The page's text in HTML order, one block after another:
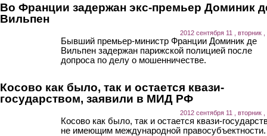
Во Франции задержан экс-премьер Доминик
Вильпен
2012 сентября 11 , вторник ,
Бывший премьер-министр Франции Доминик де
Вильпен задержан парижской полицией после
допроса по делу о мошенничестве.
Косово как было, так и остается квази-
государством, заявили в МИД РФ
2012 сентября 11 , вторник ,
Косово как было, так и остается квази-
не имеющим международной правосубъектности.